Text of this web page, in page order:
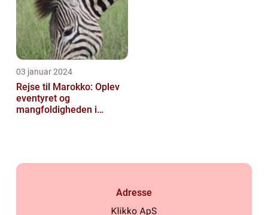
03 januar 2024
Rejse til Marokko: Oplev
eventyret og
mangfoldigheden i
Adresse